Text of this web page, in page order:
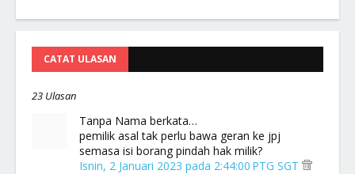
CATAT ULASAN
23 Ulasan
Tanpa Nama berkata…
pemilik asal tak perlu bawa geran ke jpj
semasa isi borang pindah hak milik?
Isnin, 2 Januari 2023 pada 2:44:00 PTG SGT